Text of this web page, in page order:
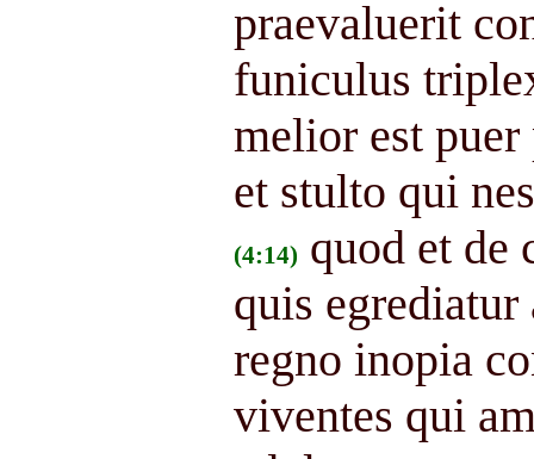
praevaluerit
funiculus
melior est puer
et stulto qui
(4:14) quod et de
quis
regno inopia
viventes qui